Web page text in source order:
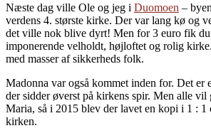
Næste dag ville Ole og jeg i Duomoen –
verdens 4. største kirke. Der var lang kø og
det ville nok blive dyrt! Men for 3 euro fik du
imponerende velholdt, højloftet og rolig
med masser af sikkerheds folk.
Madonna var også kommet inden for. Det er
der sidder øverst på kirkens spir. Men alle vil
Maria, så i 2015 blev der lavet en kopi i 1 : 1
kirken.